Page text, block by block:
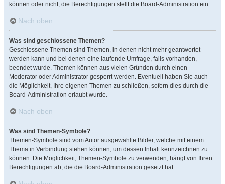
können oder nicht; die Berechtigungen stellt die Board-Administration ein.
Nach oben
Was sind geschlossene Themen?
Geschlossene Themen sind Themen, in denen nicht mehr geantwortet
werden kann und bei denen eine laufende Umfrage, falls vorhanden,
beendet wurde. Themen können aus vielen Gründen durch einen
Moderator oder Administrator gesperrt werden. Eventuell haben Sie auch
die Möglichkeit, Ihre eigenen Themen zu schließen, sofern dies durch die
Board-Administration erlaubt wurde.
Nach oben
Was sind Themen-Symbole?
Themen-Symbole sind vom Autor ausgewählte Bilder, welche mit einem
Thema in Verbindung stehen können, um dessen Inhalt kennzeichnen zu
können. Die Möglichkeit, Themen-Symbole zu verwenden, hängt von Ihren
Berechtigungen ab, die die Board-Administration gesetzt hat.